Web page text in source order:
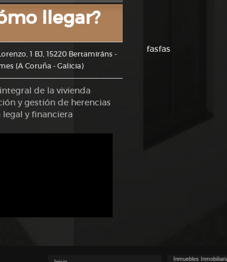
llegar?
1 BJ, 15220 Bertamiráns -
(A Coruña - Galicia)
de la vivienda
y gestión de herencias
legal y financiera
fasfas
Inmuebles